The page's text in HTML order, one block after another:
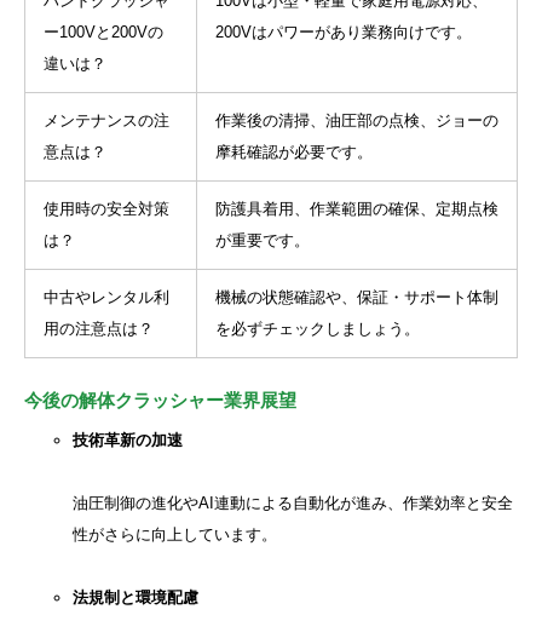
ー100Vと200Vの
違いは？
200Vはパワーがあり業務向けです。
メンテナンスの注
意点は？
作業後の清掃、油圧部の点検、ジョーの
摩耗確認が必要です。
使用時の安全対策
は？
防護具着用、作業範囲の確保、定期点検
が重要です。
中古やレンタル利
用の注意点は？
機械の状態確認や、保証・サポート体制
を必ずチェックしましょう。
今後の解体クラッシャー業界展望
技術革新の加速
油圧制御の進化やAI連動による自動化が進み、作業効率と安全
性がさらに向上しています。
法規制と環境配慮